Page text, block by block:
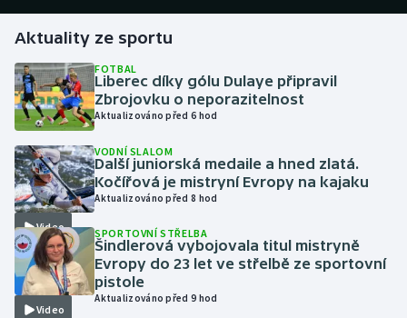
Golf
Gymnastika
Házená
Jezdectví
Judo
Krasobruslení
Lezení
Aktuality ze sportu
FOTBAL
Liberec díky gólu Dulaye připravil
Zbrojovku o neporazitelnost
Aktualizováno před 6 hod
Video
VODNÍ SLALOM
Další juniorská medaile a hned zlatá.
Kočířová je mistryní Evropy na kajaku
Aktualizováno před 8 hod
Video
SPORTOVNÍ STŘELBA
Šindlerová vybojovala titul mistryně
Evropy do 23 let ve střelbě ze sportovní
pistole
Aktualizováno před 9 hod